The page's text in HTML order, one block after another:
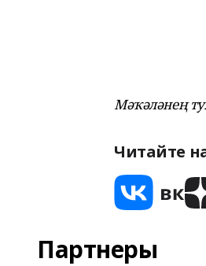
Мәҡәләнең
Читайте
Партнеры